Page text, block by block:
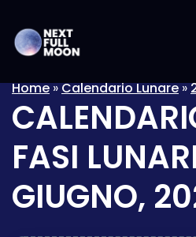
Home»Calendario Lunare»
FASI
GIUGNO,